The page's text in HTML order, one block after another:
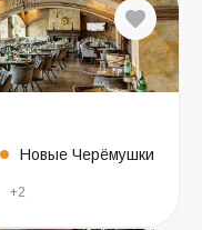
Новые Черёмушки
+2